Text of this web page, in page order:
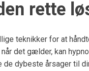
rette
teknikker for at
det gælder, kan
dybeste årsager til